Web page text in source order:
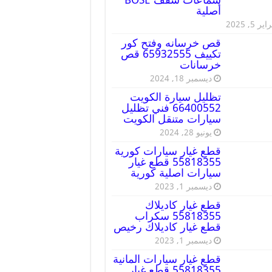
أصلية
5, 2025
قص خرسانه وفتح كور
تكييف 65932555 قص
خرسانات
ديسمبر 18, 2024
تظليل سيارة الكويت
66400552 فني تظليل
سيارات متنقل الكويت
يونيو 28, 2024
قطع غيار سيارات كورية
55818355 قطع غيار
سيارات اصلية كورية
ديسمبر 1, 2023
قطع غيار كاديلاك
55818355 سكراب
قطع غيار كاديلاك رخيص
ديسمبر 1, 2023
قطع غيار سيارات المانية